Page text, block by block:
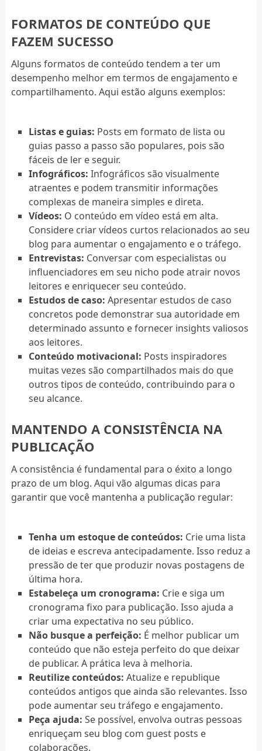
FORMATOS DE CONTEÚDO QUE
FAZEM SUCESSO
Alguns formatos de conteúdo tendem a ter um
desempenho melhor em termos de engajamento e
compartilhamento. Aqui estão alguns exemplos:
Listas e guias: Posts em formato de lista ou
guias passo a passo são populares, pois são
fáceis de ler e seguir.
Infográficos: Infográficos são visualmente
atraentes e podem transmitir informações
complexas de maneira simples e direta.
Vídeos: O conteúdo em vídeo está em alta.
Considere criar vídeos curtos relacionados ao seu
blog para aumentar o engajamento e o tráfego.
Entrevistas: Conversar com especialistas ou
influenciadores em seu nicho pode atrair novos
leitores e enriquecer seu conteúdo.
Estudos de caso: Apresentar estudos de caso
concretos pode demonstrar sua autoridade em
determinado assunto e fornecer insights valiosos
aos leitores.
Conteúdo motivacional: Posts inspiradores
muitas vezes são compartilhados mais do que
outros tipos de conteúdo, contribuindo para o
seu alcance.
MANTENDO A CONSISTÊNCIA NA
PUBLICAÇÃO
A consistência é fundamental para o éxito a longo
prazo de um blog. Aqui vão algumas dicas para
garantir que você mantenha a publicação regular:
Tenha um estoque de conteúdos: Crie uma lista
de ideias e escreva antecipadamente. Isso reduz a
pressão de ter que produzir novas postagens de
última hora.
Estabeleça um cronograma: Crie e siga um
cronograma fixo para publicação. Isso ajuda a
criar uma expectativa no seu público.
Não busque a perfeição: É melhor publicar um
conteúdo que não esteja perfeito do que deixar
de publicar. A prática leva à melhoria.
Reutilize conteúdos: Atualize e republique
conteúdos antigos que ainda são relevantes. Isso
pode aumentar seu tráfego e engajamento.
Peça ajuda: Se possível, envolva outras pessoas
enriqueçam seu blog com guest posts e
colaborações.